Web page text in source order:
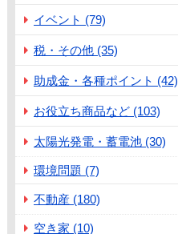
イベント (79)
税・その他 (35)
助成金・各種ポイント (42)
お役立ち商品など (103)
太陽光発電・蓄電池 (30)
環境問題 (7)
不動産 (180)
空き家 (10)